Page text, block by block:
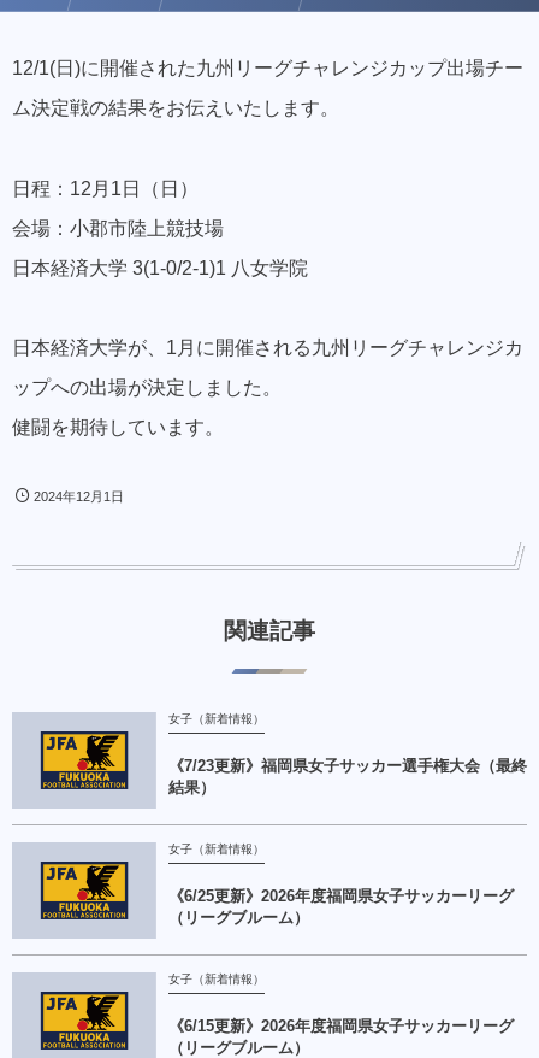
12/1(日)に開催された九州リーグチャレンジカップ出場チー
ム決定戦の結果をお伝えいたします。
日程：12月1日（日）
会場：小郡市陸上競技場
日本経済大学 3(1-0/2-1)1 八女学院
日本経済大学が、1月に開催される九州リーグチャレンジカ
ップへの出場が決定しました。
健闘を期待しています。
2024年12月1日
関連記事
女子（新着情報）
《7/23更新》福岡県⼥⼦サッカー選⼿権⼤会（最終
結果）
女子（新着情報）
《6/25更新》2026年度福岡県女子サッカーリーグ
（リーグブルーム）
女子（新着情報）
《6/15更新》2026年度福岡県女子サッカーリーグ
（リーグブルーム）